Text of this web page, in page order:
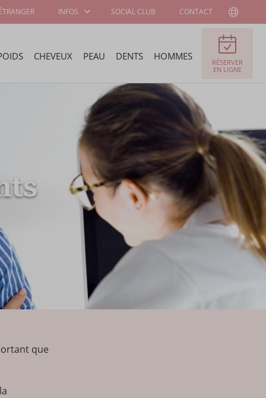
CHEVEUX PEAU DENTS HOMMES
RÉSERVER
EN LIGNE
INFOS
CHIRURGIENS ET
SPÉCIALISTES
OFFRES D'EMPLOI
PROGRAMME DE
STAGE
AMBASSADEUR
SOCIAL CLUB CONTACT
que